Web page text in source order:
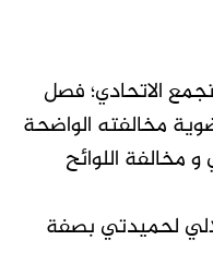
الاتحادي؛ فصل
مخالفته الواضحة
مخالفة اللوائح
لحميدتي بصفة